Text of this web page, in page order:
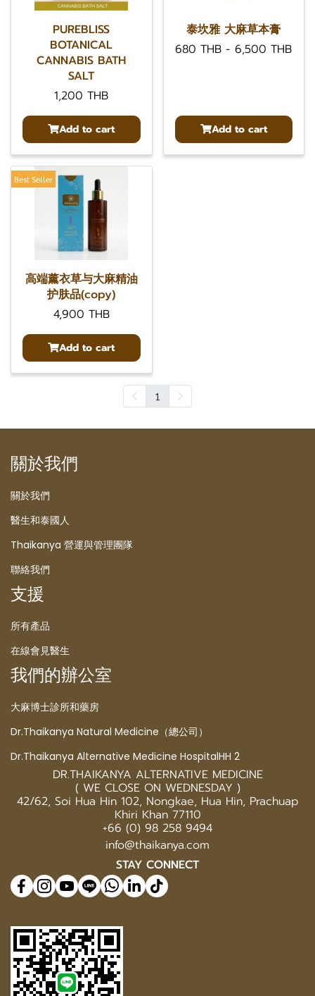
PUREBLISS
BOTANICAL
CANNABIS BATH
SALT
1,200 THB
Add to cart
泰坎雅 大麻草本膏
680 THB -6,500 THB
Add to cart
Best Seller
高端薰衣草与大麻精油
护肤品(copy)
4,900 THB
Add to cart
1
關於我們
關於我們
醫生和泰國人
Thaikanya 營運與管理團隊
聯絡我們
支援
所有產品
在線會見醫生
我們的辦公室
大麻博士診所和藥房
Dr.Thaikanya Natural Medicine（總公司）
Dr.Thaikanya Alternative Medicine HospitalHH 2
DR.THAIKANYA ALTERNATIVE MEDICINE
( WE CLOSE ON WEDNESDAY )
42/62, Soi Hua Hin 102, Nongkae, Hua Hin, Prachuap
Khiri Khan 77110
+66 (0) 98 258 9494
info@thaikanya.com
STAY CONNECT